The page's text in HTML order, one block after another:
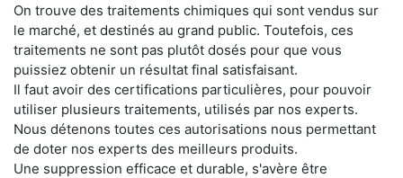
On trouve des traitements chimiques qui sont vendus sur
le marché, et destinés au grand public. Toutefois, ces
traitements ne sont pas plutôt dosés pour que vous
puissiez obtenir un résultat final satisfaisant.
Il faut avoir des certifications particulières, pour pouvoir
utiliser plusieurs traitements, utilisés par nos experts.
Nous détenons toutes ces autorisations nous permettant
de doter nos experts des meilleurs produits.
Une suppression efficace et durable, s'avère être